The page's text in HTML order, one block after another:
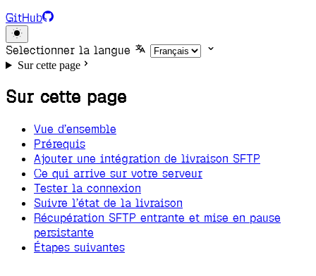
GitHub
Selectionner la langue
Sur cette page
Sur cette page
Vue d’ensemble
Prérequis
Ajouter une intégration de livraison SFTP
Ce qui arrive sur votre serveur
Tester la connexion
Suivre l’état de la livraison
Récupération SFTP entrante et mise en pause
persistante
Étapes suivantes